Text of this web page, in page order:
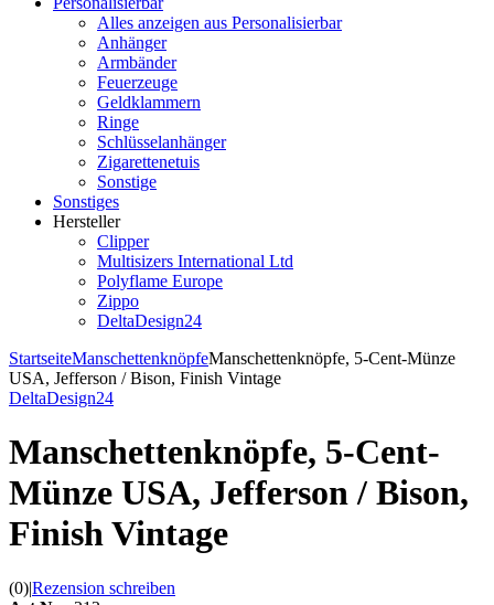
Alles anzeigen aus Personalisierbar
Anhänger
Armbänder
Feuerzeuge
Geldklammern
Ringe
Schlüsselanhänger
Zigarettenetuis
Sonstige
Sonstiges
Hersteller
Clipper
Multisizers International Ltd
Polyflame Europe
Zippo
DeltaDesign24
StartseiteManschettenknöpfeManschettenknöpfe, 5-Cent-Münze
USA, Jefferson / Bison, Finish Vintage
DeltaDesign24
Manschettenknöpfe, 5-Cent-
Münze USA, Jefferson / Bison,
Finish Vintage
(0)|Rezension schreiben